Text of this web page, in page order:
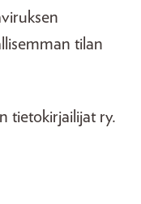
tilan
tietokirjailijat ry.